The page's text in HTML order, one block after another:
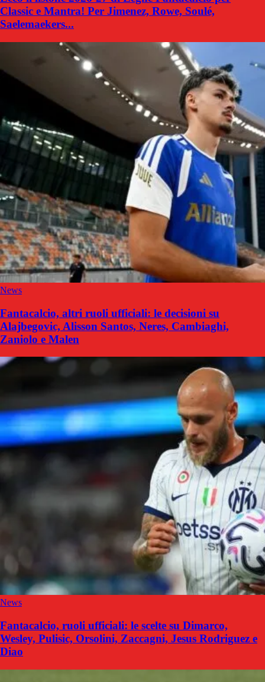
Classic e Mantra! Per Jimenez, Rowe, Soulé,
Saelemaekers...
News
Fantacalcio, altri ruoli ufficiali: le decisioni su
Alajbegovic, Alisson Santos, Neres, Cambiaghi,
Zaniolo e Malen
News
Fantacalcio, ruoli ufficiali: le scelte su Dimarco,
Wesley, Pulisic, Orsolini, Zaccagni, Jesus Rodriguez e
Diao